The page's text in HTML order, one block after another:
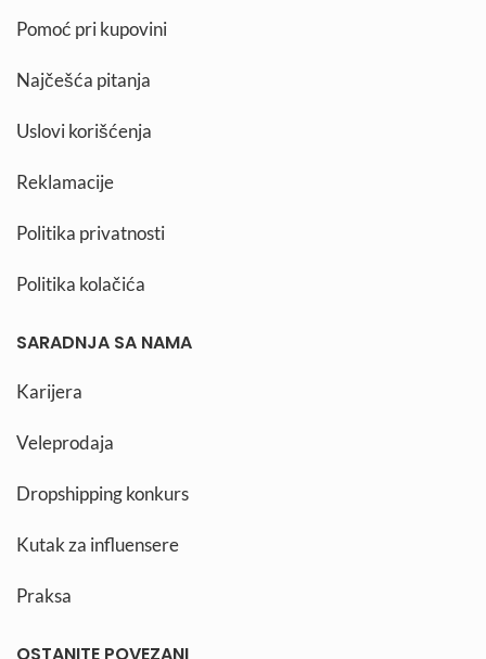
Pomoć pri kupovini
Najčešća pitanja
Uslovi korišćenja
Reklamacije
Politika privatnosti
Politika kolačića
SARADNJA SA NAMA
Karijera
Veleprodaja
Dropshipping konkurs
Kutak za influensere
Praksa
OSTANITE POVEZANI